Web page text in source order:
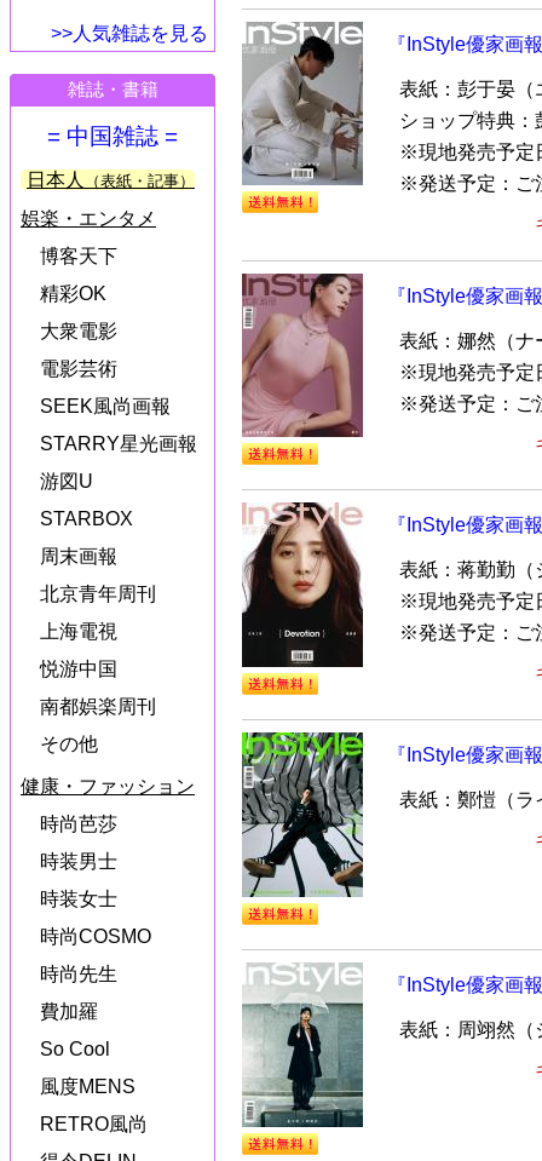
>>人気雑誌を見る
雑誌・書籍
= 中国雑誌 =
日本人 （表紙・記事）
娯楽・エンタメ
博客天下
精彩OK
大衆電影
電影芸術
SEEK風尚画報
STARRY星光画報
游図U
STARBOX
周末画報
北京青年周刊
上海電視
悦游中国
南都娯楽周刊
その他
健康・ファッション
時尚芭莎
時装男士
時装女士
時尚COSMO
時尚先生
費加羅
So Cool
風度MENS
RETRO風尚
『InStyle優家画
表紙：彭于晏（
ショップ特典
※現地発売予定
※発送予定：ご
『InStyle優家画
表紙：娜然（ナ
※現地発売予定
※発送予定：ご
『InStyle優家画
表紙：蒋勤勤（
※現地発売予定
※発送予定：ご
『InStyle優家画
表紙：鄭愷（ラ
『InStyle優家画
表紙：周翊然（